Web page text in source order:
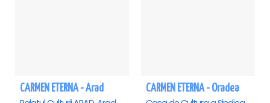
CARMEN ETERNA - Arad CARMEN ETERNA - Oradea